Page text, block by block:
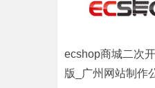
ecshop商城二次
版_广州网站制作